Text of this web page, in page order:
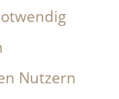
Nutzern